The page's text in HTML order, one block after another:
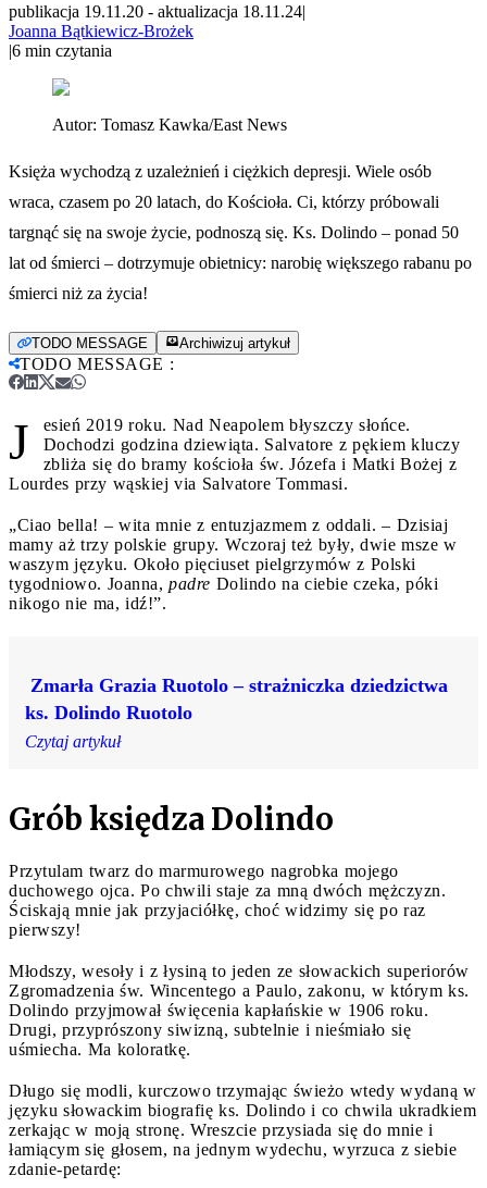
publikacja 19.11.20 - aktualizacja 18.11.24|
Joanna Bątkiewicz-Brożek
|6 min czytania
Autor: Tomasz Kawka/East News
Księża wychodzą z uzależnień i ciężkich depresji. Wiele osób
wraca, czasem po 20 latach, do Kościoła. Ci, którzy próbowali
targnąć się na swoje życie, podnoszą się. Ks. Dolindo – ponad 50
lat od śmierci – dotrzymuje obietnicy: narobię większego rabanu po
śmierci niż za życia!
TODO MESSAGE Archiwizuj artykuł
TODO MESSAGE :
J
esień 2019 roku. Nad Neapolem błyszczy słońce.
Dochodzi godzina dziewiąta. Salvatore z pękiem kluczy
zbliża się do bramy kościoła św. Józefa i Matki Bożej z
Lourdes przy wąskiej via Salvatore Tommasi.
„Ciao bella! – wita mnie z entuzjazmem z oddali. – Dzisiaj
mamy aż trzy polskie grupy. Wczoraj też były, dwie msze w
waszym języku. Około pięciuset pielgrzymów z Polski
tygodniowo. Joanna, padre Dolindo na ciebie czeka, póki
nikogo nie ma, idź!”.
Zmarła Grazia Ruotolo – strażniczka dziedzictwa
ks. Dolindo Ruotolo
Czytaj artykuł
Grób księdza Dolindo
Przytulam twarz do marmurowego nagrobka mojego
duchowego ojca. Po chwili staje za mną dwóch mężczyzn.
Ściskają mnie jak przyjaciółkę, choć widzimy się po raz
pierwszy!
Młodszy, wesoły i z łysiną to jeden ze słowackich superiorów
Zgromadzenia św. Wincentego a Paulo, zakonu, w którym ks.
Dolindo przyjmował święcenia kapłańskie w 1906 roku.
Drugi, przyprószony siwizną, subtelnie i nieśmiało się
uśmiecha. Ma koloratkę.
Długo się modli, kurczowo trzymając świeżo wtedy wydaną w
języku słowackim biografię ks. Dolindo i co chwila ukradkiem
zerkając w moją stronę. Wreszcie przysiada się do mnie i
łamiącym się głosem, na jednym wydechu, wyrzuca z siebie
zdanie-petardę: